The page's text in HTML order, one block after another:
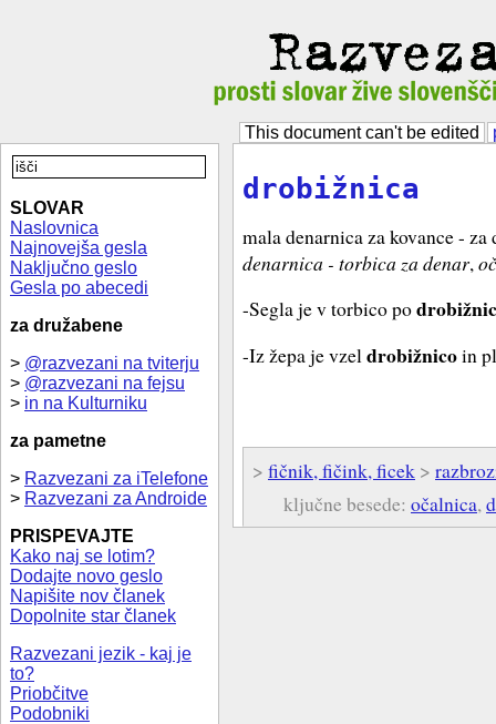
This document can't be edited
SLOVAR
Naslovnica
Najnovejša gesla
Naključno geslo
Gesla po abecedi
za družabene
> @razvezani na tviterju
> @razvezani na fejsu
> in na Kulturniku
za pametne
> Razvezani za iTelefone
> Razvezani za Androide
PRISPEVAJTE
Kako naj se lotim?
Dodajte novo geslo
Napišite nov članek
Dopolnite star članek
Razvezani jezik - kaj je
to?
Priobčitve
Podobniki
drobižnica
mala denarnica za kovance -
denarnica - torbica za denar,
-Segla je v torbico po
-Iz žepa je vzeldrobižnicoin
> fičnik, fičink, ficek >
ključne besede: očalnica,